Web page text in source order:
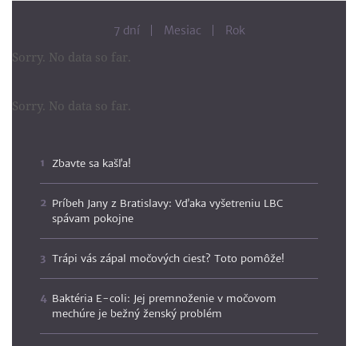
7 dní Mesiac Rok
Sorry. No data so far.
Sorry. No data so far.
Zbavte sa kašľa!
Príbeh Jany z Bratislavy: Vďaka vyšetreniu LBC
spávam pokojne
Trápi vás zápal močových ciest? Toto pomôže!
Baktéria E-coli: Jej premnoženie v močovom
mechúre je bežný ženský problém